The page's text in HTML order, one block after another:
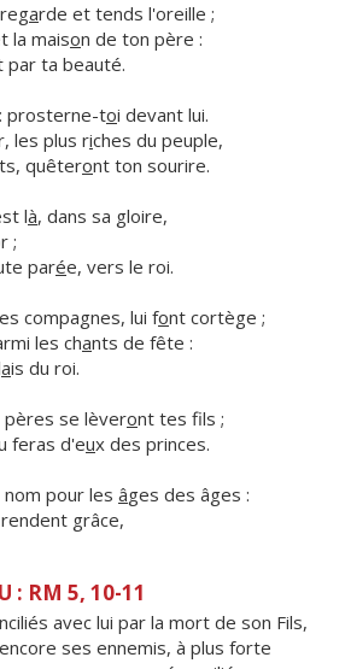
arde et tends l'oreille ;
la maison de ton père :
par ta beauté.
prosterne-toi devant lui.
les plus riches du peuple,
quêteront ton sourire.
là, dans sa gloire,
;
parée, vers le roi.
compagnes, lui font cortège ;
les chants de fête :
ais du roi.
pères se lèveront tes fils ;
feras d'eux des princes.
pour les âges des âges :
grâce,
: RM 5, 10-11
avec lui par la mort de son Fils,
ses ennemis, à plus forte